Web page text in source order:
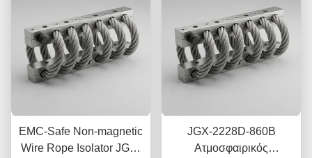
EMC-Safe Non-magnetic
Wire Rope Isolator JGX-
JGX-2228D-860B
Ατμοσφαιρικός